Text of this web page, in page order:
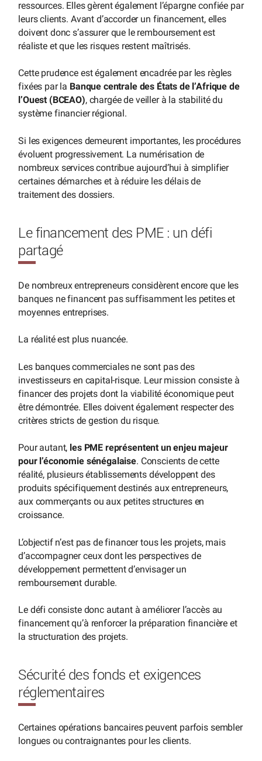
ressources. Elles gèrent également l’épargne confiée par
leurs clients. Avant d’accorder un financement, elles
doivent donc s’assurer que le remboursement est
réaliste et que les risques restent maîtrisés.
Cette prudence est également encadrée par les règles
fixées par la Banque centrale des États de l’Afrique de
l’Ouest (BCEAO), chargée de veiller à la stabilité du
système financier régional.
Si les exigences demeurent importantes, les procédures
évoluent progressivement. La numérisation de
nombreux services contribue aujourd’hui à simplifier
certaines démarches et à réduire les délais de
traitement des dossiers.
Le financement des PME : un défi
partagé
De nombreux entrepreneurs considèrent encore que les
banques ne financent pas suffisamment les petites et
moyennes entreprises.
La réalité est plus nuancée.
Les banques commerciales ne sont pas des
investisseurs en capital-risque. Leur mission consiste à
financer des projets dont la viabilité économique peut
être démontrée. Elles doivent également respecter des
critères stricts de gestion du risque.
Pour autant, les PME représentent un enjeu majeur
pour l’économie sénégalaise. Conscients de cette
réalité, plusieurs établissements développent des
produits spécifiquement destinés aux entrepreneurs,
aux commerçants ou aux petites structures en
croissance.
L’objectif n’est pas de financer tous les projets, mais
d’accompagner ceux dont les perspectives de
développement permettent d’envisager un
remboursement durable.
Le défi consiste donc autant à améliorer l’accès au
financement qu’à renforcer la préparation financière et
la structuration des projets.
Sécurité des fonds et exigences
réglementaires
Certaines opérations bancaires peuvent parfois sembler
longues ou contraignantes pour les clients.